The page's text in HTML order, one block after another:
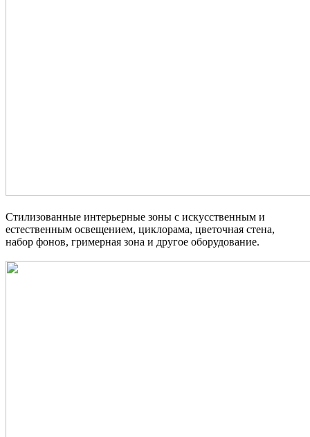
Стилизованные интерьерные зоны с искусственным и
естественным освещением, циклорама, цветочная стена,
набор фонов, гримерная зона и другое оборудование.